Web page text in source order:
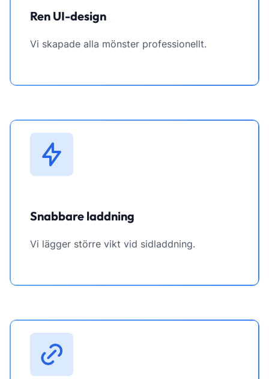
Ren UI-design
Vi skapade alla mönster professionellt.
Snabbare laddning
Vi lägger större vikt vid sidladdning.